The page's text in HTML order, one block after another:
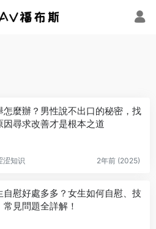
怎麼辦？男性說不出口的秘密，找
因尋求改善才是根本之道
涩知识 2年前 (2025)
自慰好處多多？女生如何自慰、技
常見問題全詳解！